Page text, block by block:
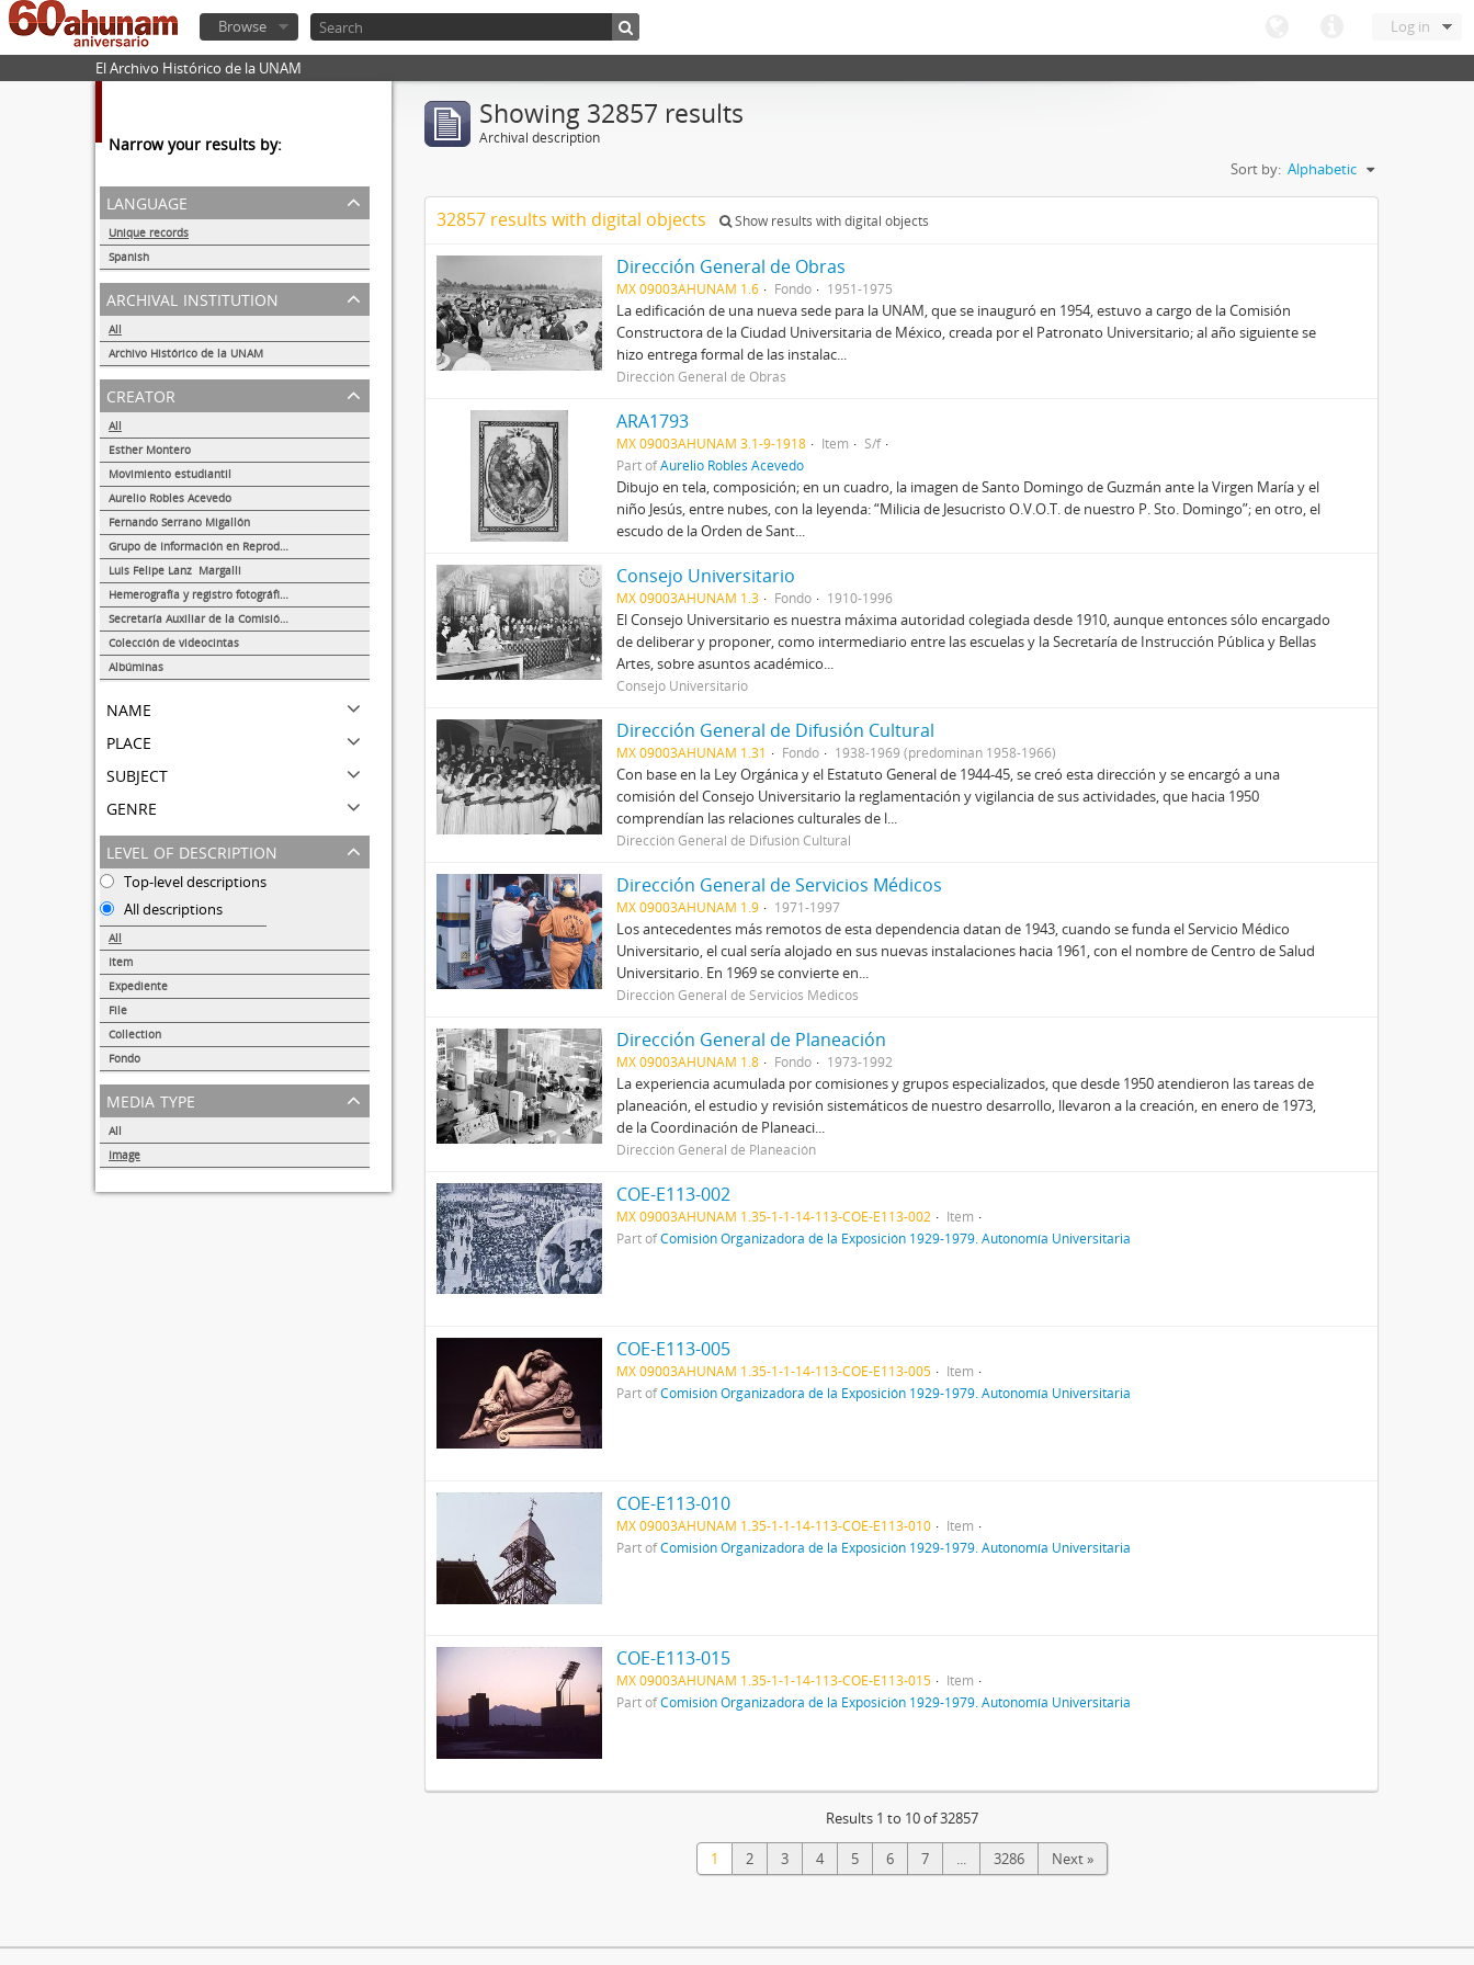
Log in
Browse
El Archivo Histórico de la UNAM
Narrow your results by:
language
Unique records
Spanish
32855
archival institution
All
Archivo Histórico de la UNAM
32857
creator
All
Esther Montero
Movimiento estudiantil
Aurelio Robles Acevedo
Fernando Serrano Migallón
Grupo de Información en Reproducción Elegida (GIRE)
Luis Felipe Lanz Margalli
Hemerografía y registro fotográfico sobre el conflicto universitario de 1999-2000
Secretaría Auxiliar de la Comisión Organizadora de la Exposición 1929-1979. Autonomía Universitaria UNAM.
Colección de videocintas
Albúminas
name
place
subject
genre
level of description
Top-level descriptions
All descriptions
All
Item
Expediente
File
Collection
Fondo
44
media type
All
Image
Showing 32857 results
Archival description
Sort by: Alphabetic
32857 results with digital objects Show results with digital objects
Dirección General de Obras
MX 09003AHUNAM 1.6 Fondo 1951-1975
La edificación de una nueva sede para la UNAM, que se inauguró en 1954, estuvo a cargo de la Comisión
Constructora de la Ciudad Universitaria de México, creada por el Patronato Universitario; al año siguiente se
hizo entrega formal de las instalac...
Dirección General de Obras
ARA1793
MX 09003AHUNAM 3.1-9-1918 Item
S/f
Part ofAurelio Robles Acevedo
Dibujo en tela, composición; en un cuadro, la imagen de Santo Domingo de Guzmán ante la Virgen María y el
niño Jesús, entre nubes, con la leyenda: “Milicia de Jesucristo O.V.O.T. de nuestro P. Sto. Domingo”; en otro, el
escudo de la Orden de Sant...
Consejo Universitario
MX 09003AHUNAM 1.3 Fondo 1910-1996
El Consejo Universitario es nuestra máxima autoridad colegiada desde 1910, aunque entonces sólo encargado
de deliberar y proponer, como intermediario entre las escuelas y la Secretaría de Instrucción Pública y Bellas
Artes, sobre asuntos académico...
Consejo Universitario
Dirección General de Difusión Cultural
MX 09003AHUNAM 1.31 Fondo 1938-1969 (predominan 1958-1966)
Con base en la Ley Orgánica y el Estatuto General de 1944-45, se creó esta dirección y se encargó a una
comisión del Consejo Universitario la reglamentación y vigilancia de sus actividades, que hacia 1950
comprendían las relaciones culturales de l...
Dirección General de Difusión Cultural
Dirección General de Servicios Médicos
MX 09003AHUNAM 1.9 1971-1997
Los antecedentes más remotos de esta dependencia datan de 1943, cuando se funda el Servicio Médico
Universitario, el cual sería alojado en sus nuevas instalaciones hacia 1961, con el nombre de Centro de Salud
Universitario. En 1969 se convierte en...
Dirección General de Servicios Médicos
Dirección General de Planeación
MX 09003AHUNAM 1.8 Fondo 1973-1992
La experiencia acumulada por comisiones y grupos especializados, que desde 1950 atendieron las tareas de
planeación, el estudio y revisión sistemáticos de nuestro desarrollo, llevaron a la creación, en enero de 1973,
de la Coordinación de Planeaci...
Dirección General de Planeación
COE-E113-002
MX 09003AHUNAM 1.35-1-1-14-113-COE-E113-002
Item
Part ofComisión Organizadora de la Exposición 1929-1979. Autonomía Universitaria
COE-E113-005
MX 09003AHUNAM 1.35-1-1-14-113-COE-E113-005
Item
Part ofComisión Organizadora de la Exposición 1929-1979. Autonomía Universitaria
COE-E113-010
MX 09003AHUNAM 1.35-1-1-14-113-COE-E113-010
Item
Part ofComisión Organizadora de la Exposición 1929-1979. Autonomía Universitaria
COE-E113-015
MX 09003AHUNAM 1.35-1-1-14-113-COE-E113-015
Item
Part ofComisión Organizadora de la Exposición 1929-1979. Autonomía Universitaria
Results 1 to 10 of 32857
1 2 3 4 5 6 7 ... 3286 Next »